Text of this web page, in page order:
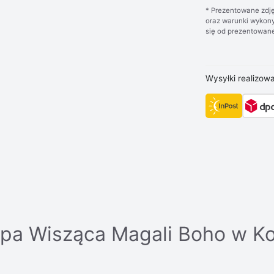
* Prezentowane
oraz warunki
się od
Wysyłki
Wisząca Magali Boho w